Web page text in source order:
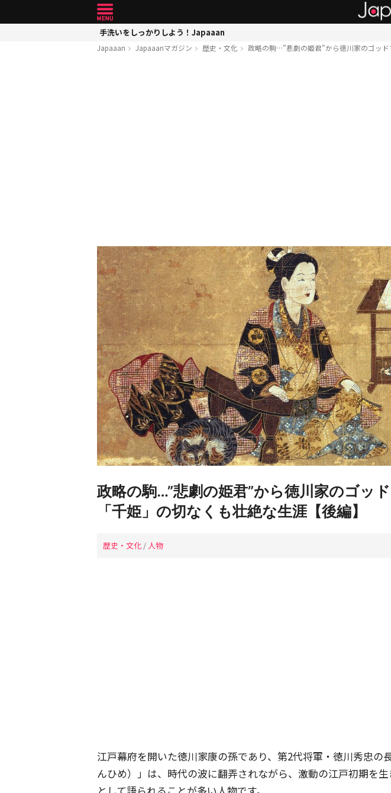
手洗いをしっかりしよう！Japaaan
Japaaan Japaaanマガジン 歴史・文化 政略の駒…”悲劇の姫君”から徳川家のゴッド
政略の駒…”悲劇の姫君”から徳川家のゴッ
「千姫」の切なくも壮絶な生涯【後編】
歴史・文化 / 人物
江戸幕府を開いた徳川家康の孫であり、第2代将軍・徳川秀忠の
んひめ）」は、時代の波に翻弄されながら、激動の江戸初期を